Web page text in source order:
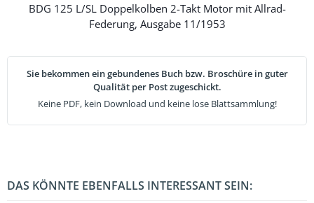
BDG 125 L/SL Doppelkolben 2-Takt Motor mit Allrad-
Federung, Ausgabe 11/1953
Sie bekommen ein gebundenes Buch bzw. Broschüre in guter
Qualität per Post zugeschickt.
Keine PDF, kein Download und keine lose Blattsammlung!
DAS KÖNNTE EBENFALLS INTERESSANT SEIN: